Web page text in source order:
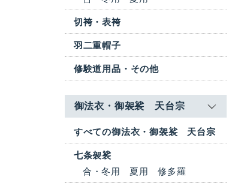
切袴・表袴
羽二重帽子
修験道用品・その他
御法衣・御袈裟 天台宗
すべての御法衣・御袈裟 天台宗
七条袈裟
合・冬用
夏用 修多羅